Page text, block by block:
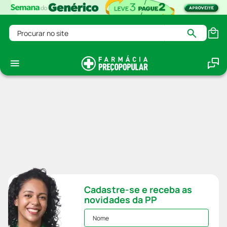
Procurar no site
Cadastre-se e receba as
novidades da PP